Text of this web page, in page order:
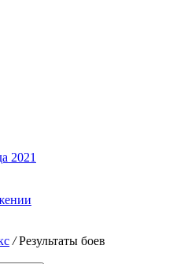
2021
/Результаты боев